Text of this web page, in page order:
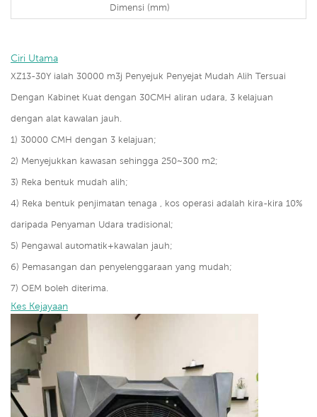
Dimensi (mm)
Ciri Utama
XZ13-30Y ialah 30000 m3j Penyejuk Penyejat Mudah Alih Tersuai
Dengan Kabinet Kuat dengan 30CMH aliran udara, 3 kelajuan
dengan alat kawalan jauh.
1) 30000 CMH dengan 3 kelajuan;
2) Menyejukkan kawasan sehingga 250~300 m2;
3) Reka bentuk mudah alih;
4) Reka bentuk penjimatan tenaga , kos operasi adalah kira-kira 10%
daripada Penyaman Udara tradisional;
5) Pengawal automatik+kawalan jauh;
6) Pemasangan dan penyelenggaraan yang mudah;
7) OEM boleh diterima.
Kes Kejayaan